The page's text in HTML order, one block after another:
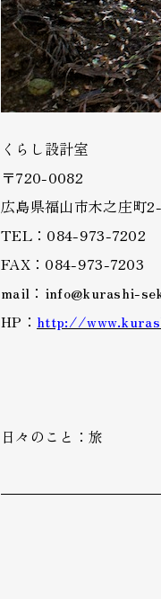
くらし設計室
〒720-0082
広島県福山市木之庄町
TEL：084-973-7202
FAX：084-973-7203
mail：info@kurashi-
HP： http://
日々のこと：旅